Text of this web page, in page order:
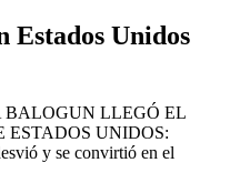
Estados Unidos
BALOGUN LLEGÓ EL
ESTADOS UNIDOS:
y se convirtió en el